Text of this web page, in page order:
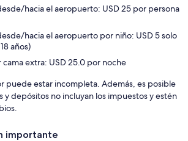
hacia el aeropuerto: USD 25 por persona
hacia el aeropuerto por niño: USD 5 solo
años)
cama extra: USD 25.0 por noche
puede estar incompleta. Además, es posible
y depósitos no incluyan los impuestos y estén
importante